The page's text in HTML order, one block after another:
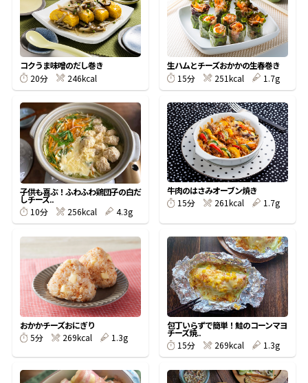
楽チン屋® ストレートつゆ
新鮮一番 『氷熟®』
レシピ特設サイト
割烹白だしレシピ特集
だし巻き卵特集
かつおだしが決め手！簡単茶碗蒸し
コクうま味噌のだし巻き
20分
246kcal
生ハムとチーズおかかの生春巻き
15分
251kcal 1.7g
子供も喜ぶ！ふわふわ鶏団子の白だ
しチーズ..
10分
256kcal 4.3g
牛肉のはさみオーブン焼き
15分
261kcal 1.7g
おかかチーズおにぎり
5分
269kcal 1.3g
包丁いらずで簡単！鮭のコーンマヨ
チーズ焼..
15分
269kcal 1.3g